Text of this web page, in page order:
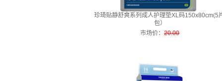
珍琦贴静舒爽系列成人护理垫XL码150x80cm(5
包）
市场价：20.00